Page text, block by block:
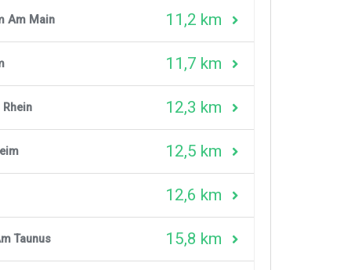
Am Main 11,2 km
11,7 km
12,3 km
12,5 km
12,6 km
Taunus 15,8 km